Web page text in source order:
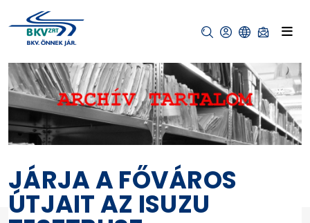
JÁRJA A FŐVÁROS
ÚTJAIT AZ ISUZU